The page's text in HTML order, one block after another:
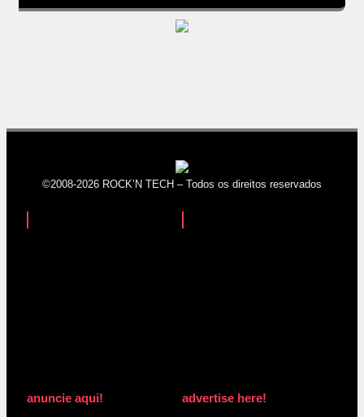
©2008-2026 ROCK’N TECH – Todos os direitos reservados
anuncie aqui! advertise here!